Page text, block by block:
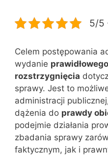
5/5
Celem postępowania
wydanie
rozstrzygnięcia
sprawy. Jest to
administracji
dążenia do prawdy
podejmie działania
zbadania sprawy
faktycznym, jak i